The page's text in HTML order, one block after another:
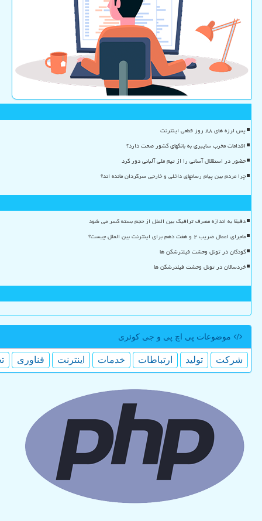
پس لرزه های ۸۸ روز قطعی اینترنت
اقدامات مخرب سایبری به بانکهای کشور صحت دارد؟
حضور در استقلال آسانی را از تیم ملی آلبانی دور کرد
چرا مردم بین پیام رسانهای داخلی و خارجی سرگردان مانده اند؟
دقیقا به اندازه مصرف ترافیک بین الملل از حجم بسته کسر می شود
ماجرای اعمال ضریب ۲ و هفت دهم برای اینترنت بین الملل چیست؟
کودکان در تونل وحشت فیلترشکن ها
خردسالان در تونل وحشت فیلترشکن ها
موضوعات پی اچ پی و جی كوئری
شركت تولید ارتباطات خدمات اینترنت فناوری